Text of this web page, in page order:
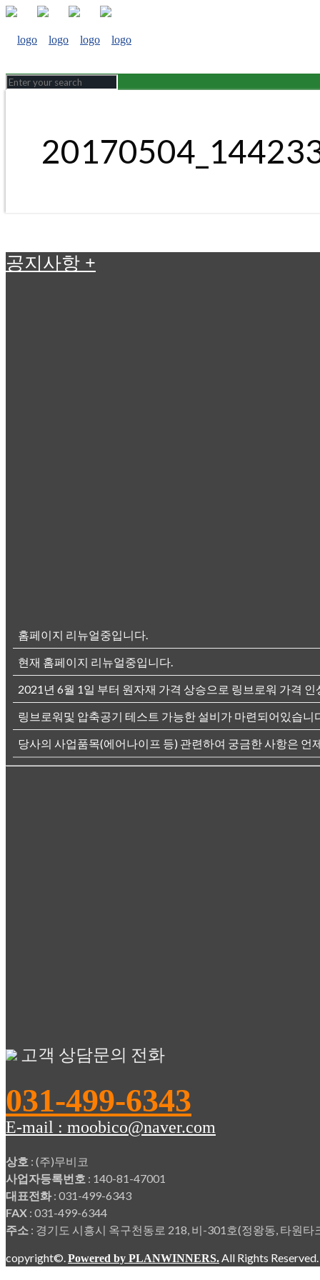
공지사항 +
홈페이지 리뉴얼중입니다.
현재 홈페이지 리뉴얼중입니다.
2021년 6월 1일 부터 원자재 가격 상승으로 링브로워 가격 인
링브로워및 압축공기 테스트 가능한 설비가 마련되어있습니
당사의 사업품목(에어나이프 등) 관련하여 궁금한 사항은 언
고객 상담문의 전화
031-499-6343
E-mail : moobico@naver.com
상호 : (주)무비코
사업자등록번호 : 140-81-47001
대표전화: 031-499-6343
FAX : 031-499-6344
주소 : 경기도 시흥시 옥구천동로 218, 비-301호(정왕동, 타원
copyright©.Powered by PLANWINNERS.All Rights Reserved.